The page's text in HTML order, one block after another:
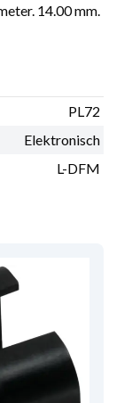
14.00 mm.
PL72
Elektronisch
L-DFM